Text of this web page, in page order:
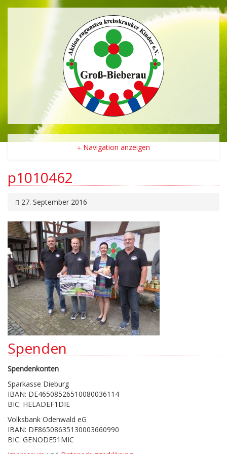
Navigation anzeigen
p1010462
27. September 2016
Spenden
Spendenkonten
Sparkasse Dieburg
IBAN: DE46508526510080036114
BIC: HELADEF1DIE
Volksbank Odenwald eG
IBAN: DE86508635130003660990
BIC: GENODE51MIC